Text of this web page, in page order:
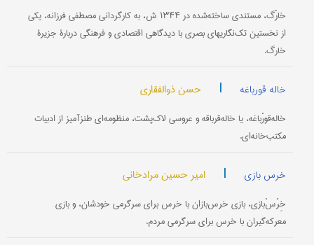
خارْگ،‌ مستندی ساخته‌شده در ۱۳۴۴ ش، به کارگردانی مصطفى فرزانه، یکی
از نخستین تک‌نگاریهای بصری با دیدگاهی اقتصادی و فرهنگی دربارۀ جزیرۀ
خارگ.
خاله قورباغه | حسن ذوالفقاری
خاله‌قورْباغه، یا خاله‌قرباقه و عروسی لاک‌پشت، منظومه‌ای طنزآمیز از ادبیات
مکتب‌خانه‌ای.
خرس بازی | امیر حسین مرادخانی
خِرْسْ‌بازی، بازی خرس‌بازان با خرس برای سرگرمی خودشان، و بازی
معرکه‌گیران با خرس برای سرگرمی مردم.